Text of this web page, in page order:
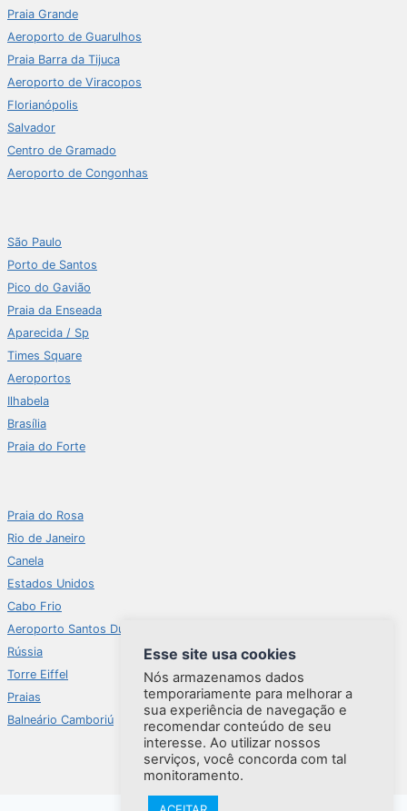
Praia Grande
Aeroporto de Guarulhos
Praia Barra da Tijuca
Aeroporto de Viracopos
Florianópolis
Salvador
Centro de Gramado
Aeroporto de Congonhas
São Paulo
Porto de Santos
Pico do Gavião
Praia da Enseada
Aparecida / Sp
Times Square
Aeroportos
Ilhabela
Brasília
Praia do Forte
Praia do Rosa
Rio de Janeiro
Canela
Estados Unidos
Cabo Frio
Aeroporto Santos Dumont
Rússia
Torre Eiffel
Praias
Balneário Camboriú
Esse site usa cookies
Nós armazenamos dados
temporariamente para melhorar a
sua experiência de navegação e
recomendar conteúdo de seu
interesse. Ao utilizar nossos
serviços, você concorda com tal
monitoramento.